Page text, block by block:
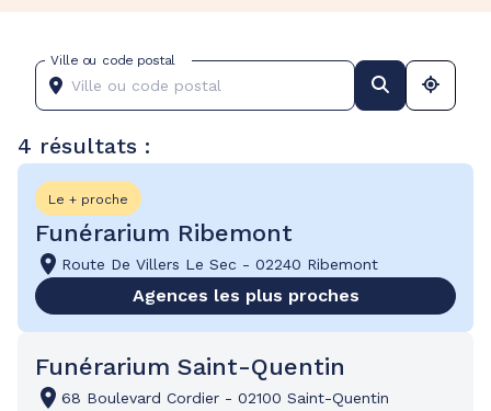
Ville ou code postal
4 résultats :
Le + proche
Funérarium Ribemont
Route De Villers Le Sec - 02240 Ribemont
Agences les plus proches
Funérarium Saint-Quentin
68 Boulevard Cordier - 02100 Saint-Quentin